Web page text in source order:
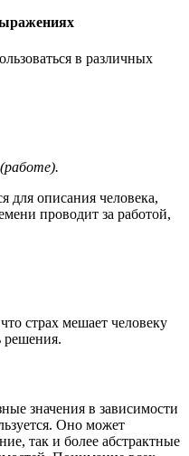
в различных
для описания человека,
проводит за работой,
страх мешает человеку
решения.
значения в зависимости
Оно может
так и более абстрактные